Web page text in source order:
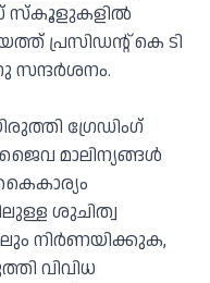
സ്കൂളുകളിൽ
പ്രസിഡന്റ് കെ ടി
സന്ദർശനം.
ഗ്രേഡിംഗ്
മാലിന്യങ്ങൾ
ശുചിത്വ
നിർണയിക്കുക,
വിവിധ